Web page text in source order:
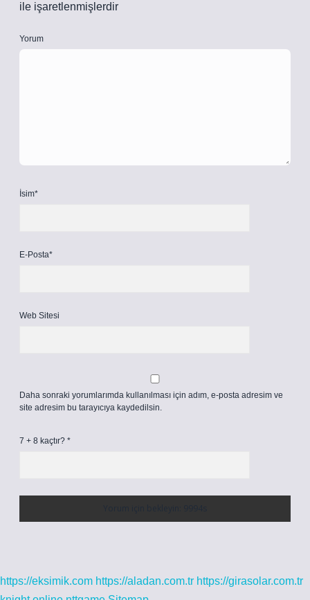
ile işaretlenmişlerdir
Yorum
İsim*
E-Posta*
Web Sitesi
Daha sonraki yorumlarımda kullanılması için adım, e-posta adresim ve
site adresim bu tarayıcıya kaydedilsin.
7 + 8 kaçtır? *
https://eksimik.com https://aladan.com.tr https://girasolar.com.tr